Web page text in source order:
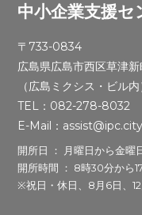
中小企業支援セ
〒733-0834
広島県広島市西区草津新
（広島ミクシス・ビル内
TEL：082-278-8032
E-Mail：
開所日 ： 月曜日から金曜
開所時間 ： 8時30分から
※祝日・休日、8月6日、